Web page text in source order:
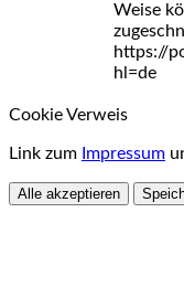
Weise
https://
hl=de
Cookie Verweis
Link zum Impressum
Alle akzeptieren